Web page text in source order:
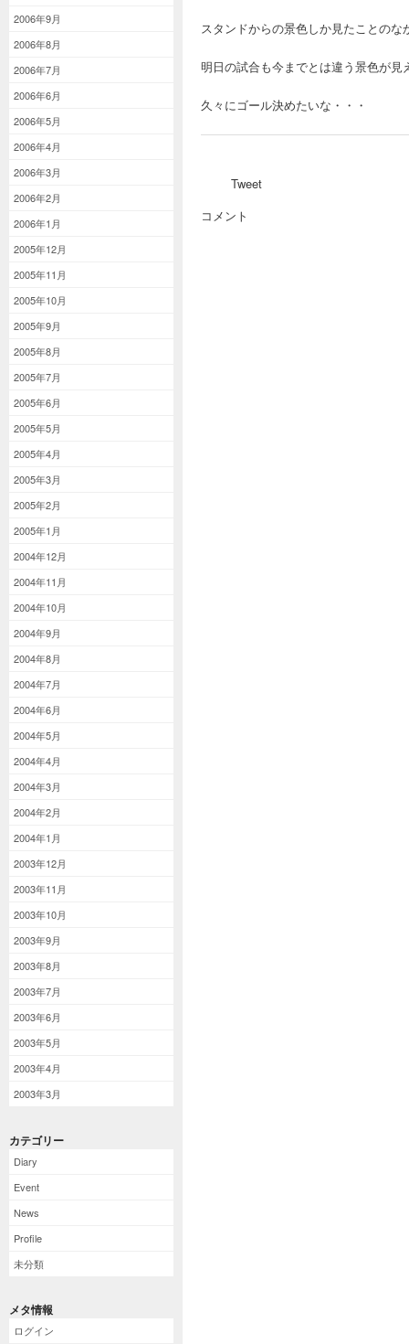
2006年9月
2006年8月
2006年7月
2006年6月
2006年5月
2006年4月
2006年3月
2006年2月
2006年1月
2005年12月
2005年11月
2005年10月
2005年9月
2005年8月
2005年7月
2005年6月
2005年5月
2005年4月
2005年3月
2005年2月
2005年1月
2004年12月
2004年11月
2004年10月
2004年9月
2004年8月
2004年7月
2004年6月
2004年5月
2004年4月
2004年3月
2004年2月
2004年1月
2003年12月
2003年11月
2003年10月
2003年9月
2003年8月
2003年7月
2003年6月
2003年5月
2003年4月
2003年3月
カテゴリー
Diary
Event
News
Profile
未分類
メタ情報
ログイン
スタンドからの景色しか見たことの
明日の試合も今までとは違う景色が
久々にゴール決めたい
Tweet
コメント